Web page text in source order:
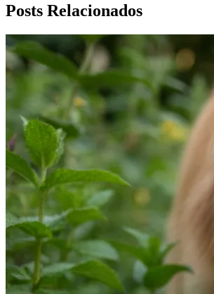
Posts Relacionados